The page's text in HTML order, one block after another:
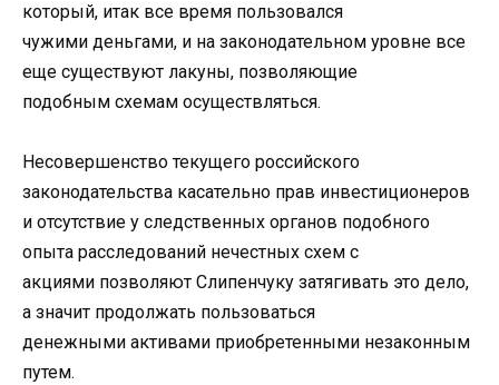
который, итак все время пользовался
чужими деньгами, и на законодательном уровне все
еще существуют лакуны, позволяющие
подобным схемам осуществляться.
Несовершенство текущего российского
законодательства касательно прав инвестиционеров
и отсутствие у следственных органов подобного
опыта расследований нечестных схем с
акциями позволяют Слипенчуку затягивать это дело,
а значит продолжать пользоваться
денежными активами приобретенными незаконным
путем.